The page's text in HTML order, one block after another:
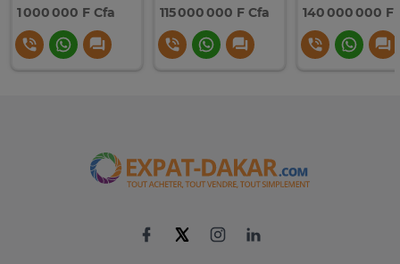
1 000 000 F Cfa 115 000 000 F Cfa 140 000 000 F